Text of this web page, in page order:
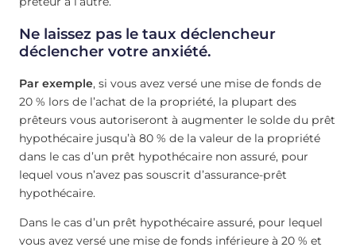
Ne laissez pas le taux déclencheur
déclencher votre anxiété.
Par exemple, si vous avez versé une mise de fonds de
20 % lors de l’achat de la propriété, la plupart des
prêteurs vous autoriseront à augmenter le solde du prêt
hypothécaire jusqu’à 80 % de la valeur de la propriété
dans le cas d’un prêt hypothécaire non assuré, pour
lequel vous n’avez pas souscrit d’assurance-prêt
hypothécaire.
Dans le cas d’un prêt hypothécaire assuré, pour lequel
vous avez versé une mise de fonds inférieure à 20 % et